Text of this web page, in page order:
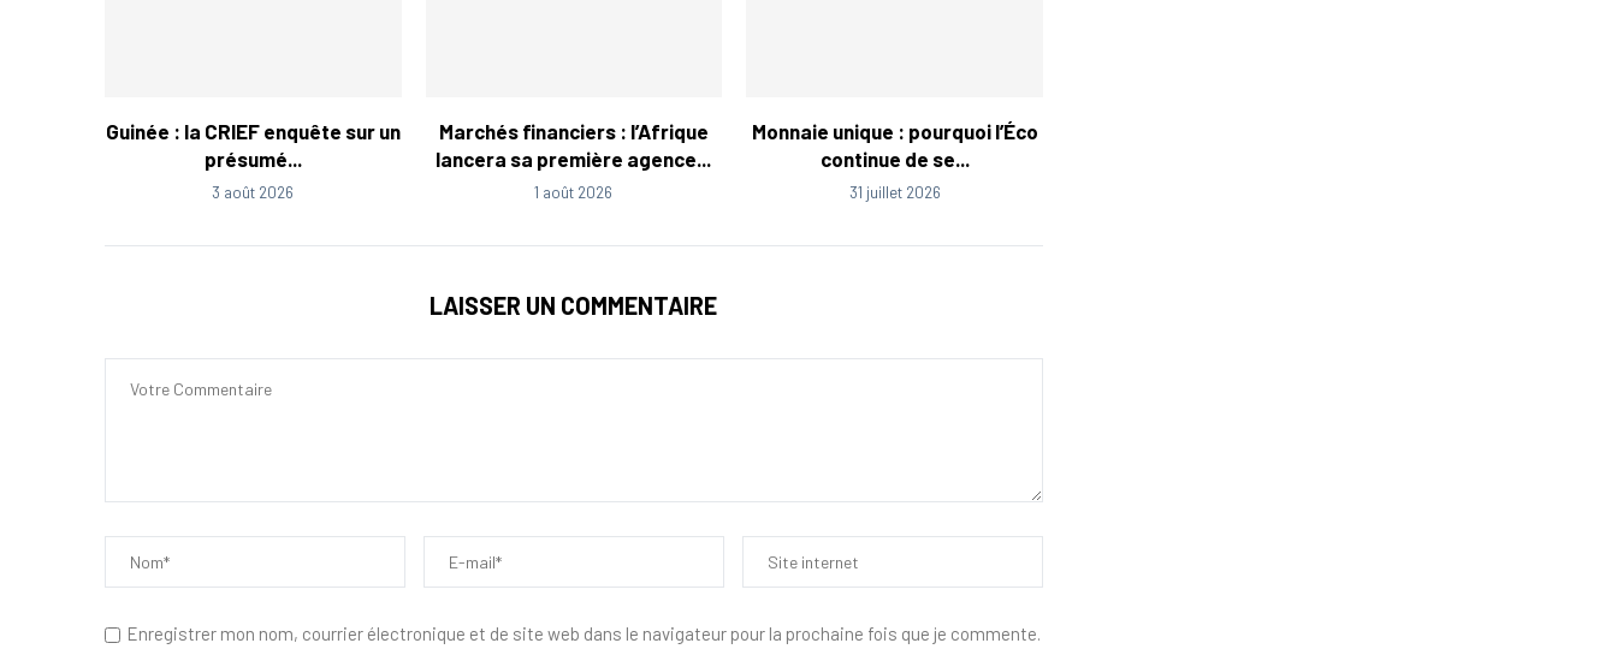
Guinée : la CRIEF enquête sur un
présumé...
3 août 2026
Marchés financiers : l’Afrique
lancera sa première agence...
1 août 2026
Monnaie unique : pourquoi l’Éco
continue de se...
31 juillet 2026
LAISSER UN COMMENTAIRE
Enregistrer mon nom, courrier électronique et de site web dans le navigateur pour la prochaine fois que je commente.